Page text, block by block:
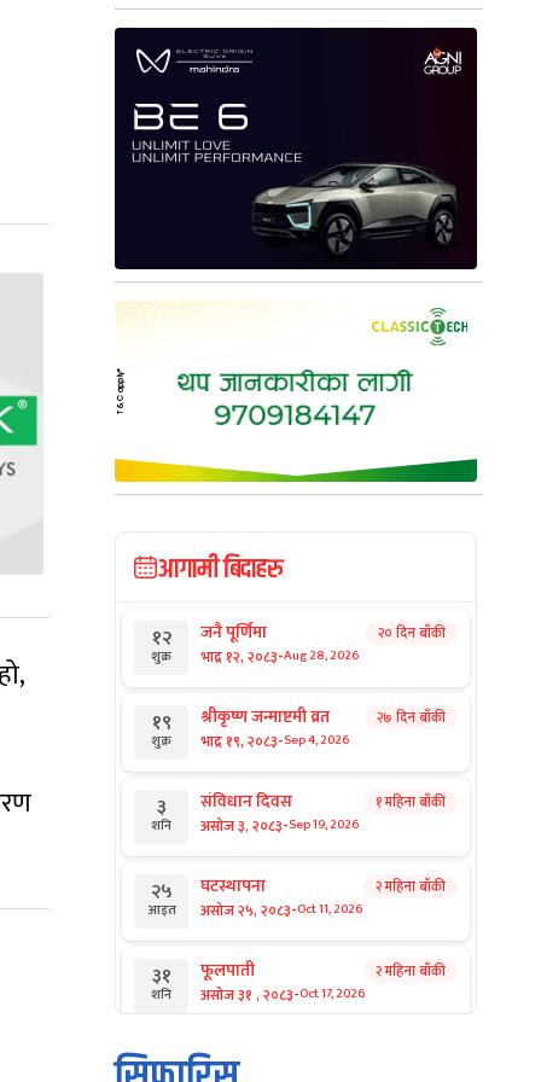
आगामी बिदाहरु
१२
शुक्र
जनै पूर्णिमा
भाद्र १२, २०८३-Aug 28, 2026
२० दिन बाँकी
१९
शुक्र
श्रीकृष्ण जन्माष्टमी व्रत
भाद्र १९, २०८३-Sep 4, 2026
२७ दिन बाँकी
३
शनि
संविधान दिवस
असोज ३, २०८३-Sep 19, 2026
१ महिना बाँकी
२५
आइत
घटस्थापना
असोज २५, २०८३-Oct 11, 2026
२ महिना बाँकी
३१
शनि
फूलपाती
असोज ३१ , २०८३-Oct 17, 2026
२ महिना बाँकी
१ कार्तिक सङ्क्रान्ति